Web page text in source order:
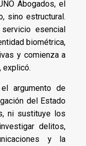
Abogados, el
sino estructural.
esencial
biométrica,
y comienza a
explicó.
argumento de
del Estado
ni sustituye los
delitos,
y la